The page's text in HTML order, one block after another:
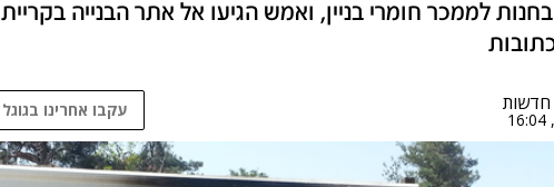
לממכר חומרי בניין, ואמש הגיעו אל אתר הבנייה בקריית
חדשות עקבו אחרינו בגוגל